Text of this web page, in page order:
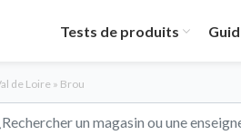
Tests de produits
de Loire» Brou
un magasin ou une enseigne